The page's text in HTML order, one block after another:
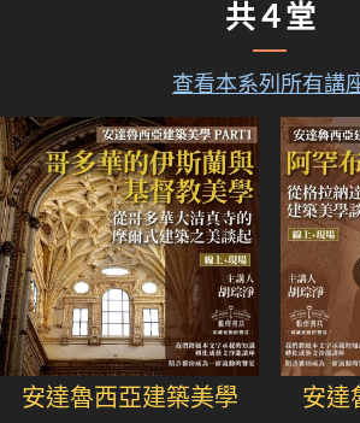
共４堂
查看本系列所有講
安達魯西亞建築美學
安達